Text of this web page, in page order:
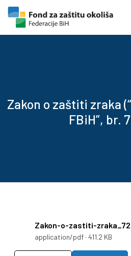
Skip to content
Skip to footer
Zakon o zaštiti zraka
FBiH”, br.
Zakon-o-zastiti-
application/pdf · 411.2 KB